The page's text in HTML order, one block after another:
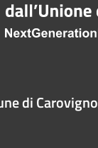
di Carovigno